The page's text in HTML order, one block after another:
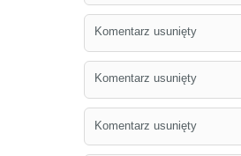
Komentarz usunięty
Komentarz usunięty
Komentarz usunięty